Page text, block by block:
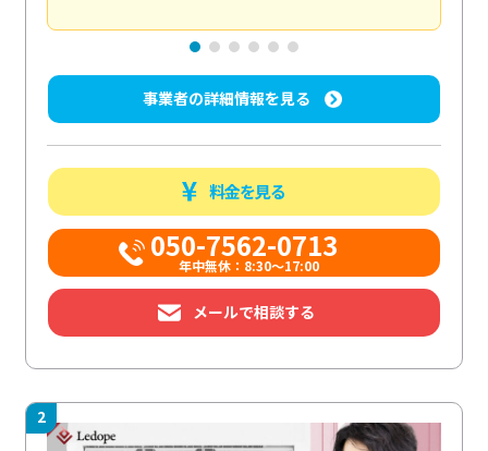
事業者の詳細情報を見る
料金を見る
050-7562-0713
年中無休：8:30〜17:00
メールで相談する
2